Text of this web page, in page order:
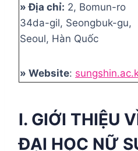
» Địa chỉ: 2, Bomun-ro
34da-gil, Seongbuk-gu,
Seoul, Hàn Quốc
» Website:
I. GIỚI THIỆU
ĐẠI HỌC NỮ